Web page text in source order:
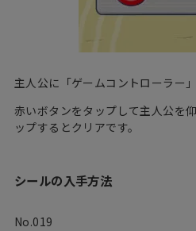
主人公に「ゲームコントローラー」
赤いボタンをタップして主人公を
ップするとクリアです。
シールの入手方法
No.019